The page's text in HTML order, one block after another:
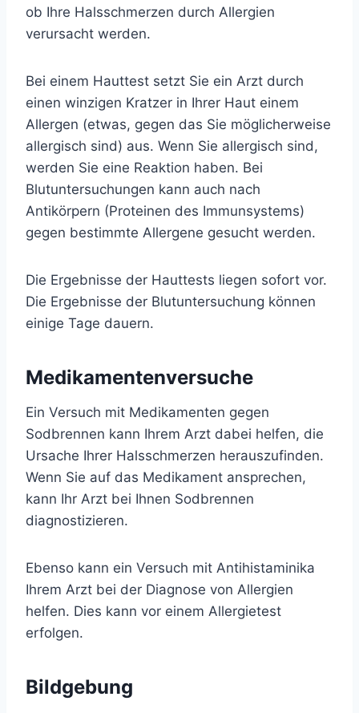
ob Ihre Halsschmerzen durch Allergien
verursacht werden.
Bei einem Hauttest setzt Sie ein Arzt durch
einen winzigen Kratzer in Ihrer Haut einem
Allergen (etwas, gegen das Sie möglicherweise
allergisch sind) aus. Wenn Sie allergisch sind,
werden Sie eine Reaktion haben. Bei
Blutuntersuchungen kann auch nach
Antikörpern (Proteinen des Immunsystems)
gegen bestimmte Allergene gesucht werden.
Die Ergebnisse der Hauttests liegen sofort vor.
Die Ergebnisse der Blutuntersuchung können
einige Tage dauern.
Medikamentenversuche
Ein Versuch mit Medikamenten gegen
Sodbrennen kann Ihrem Arzt dabei helfen, die
Ursache Ihrer Halsschmerzen herauszufinden.
Wenn Sie auf das Medikament ansprechen,
kann Ihr Arzt bei Ihnen Sodbrennen
diagnostizieren.
Ebenso kann ein Versuch mit Antihistaminika
Ihrem Arzt bei der Diagnose von Allergien
helfen. Dies kann vor einem Allergietest
erfolgen.
Bildgebung